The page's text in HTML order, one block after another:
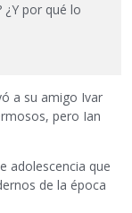
¿Y por qué lo
a su amigo Ivar
pero Ian
adolescencia que
de la época